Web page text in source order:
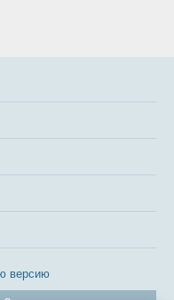
версию